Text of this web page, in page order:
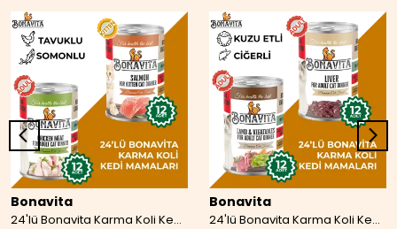
Bonavita
24'lü Bonavita Karma Koli Kedi Mamaları 07
Bonavita
24'lü Bonavita Karma Koli Kedi Maması 08